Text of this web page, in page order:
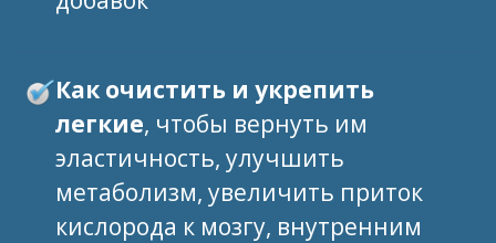
Как очистить и укрепить
легкие, чтобы вернуть им
эластичность, улучшить
метаболизм, увеличить приток
кислорода к мозгу, внутренним